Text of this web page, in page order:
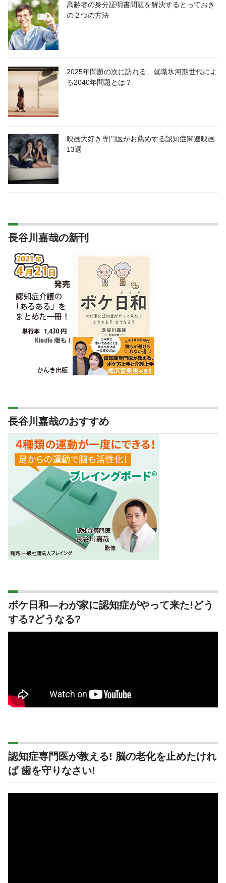
高齢者の身分証明書問題を解決するとっておき
の２つの方法
2025年問題の次に訪れる、就職氷河期世代によ
る2040年問題とは？
映画大好き専門医がお薦めする認知症関連映画
13選
長谷川嘉哉の新刊
長谷川嘉哉のおすすめ
ボケ日和―わが家に認知症がやって来た!どう
する?どうなる?
認知症専門医が教える! 脳の老化を止めたけれ
ば 歯を守りなさい!